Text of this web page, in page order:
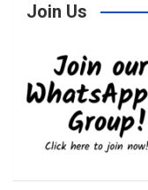
e
b
Join Us